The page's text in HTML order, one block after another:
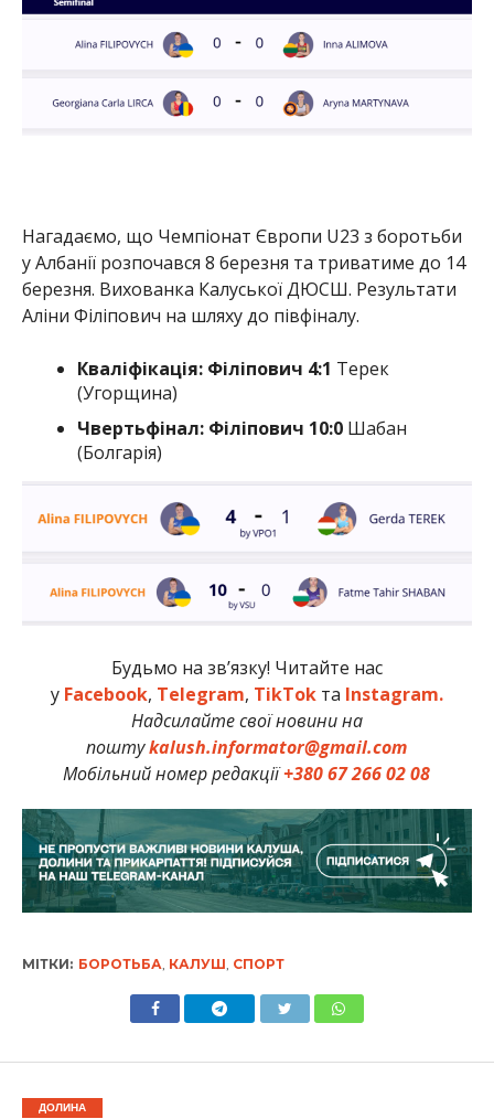
Нагадаємо, що Чемпіонат Європи U23 з боротьби
у Албанії розпочався 8 березня та триватиме до 14
березня. Вихованка Калуської ДЮСШ. Результати
Аліни Філіпович на шляху до півфіналу.
Кваліфікація: Філіпович 4:1 Терек
(Угорщина)
Чвертьфінал: Філіпович 10:0Шабан
(Болгарія)
Будьмо на зв’язку! Читайте нас
у Facebook, Telegram, TikTokта Instagram.
Надсилайте свої новини на
поштуkalush.informator@gmail.com
Мобільний номер редакції+380 67 266 02 08
МІТКИ: БОРОТЬБА КАЛУШ СПОРТ
ДОЛИНА